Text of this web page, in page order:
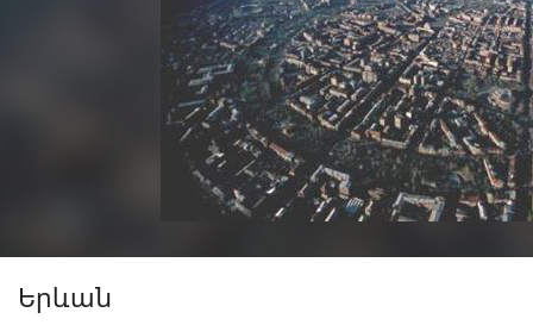
Երևան